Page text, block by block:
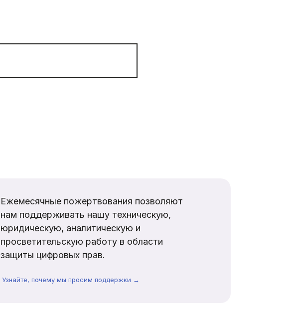
Ежемесячные пожертвования позволяют
нам поддерживать нашу техническую,
юридическую, аналитическую и
просветительскую работу в области
защиты цифровых прав.
Узнайте, почему мы просим поддержки →